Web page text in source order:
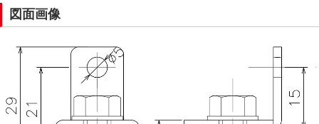
図面画像